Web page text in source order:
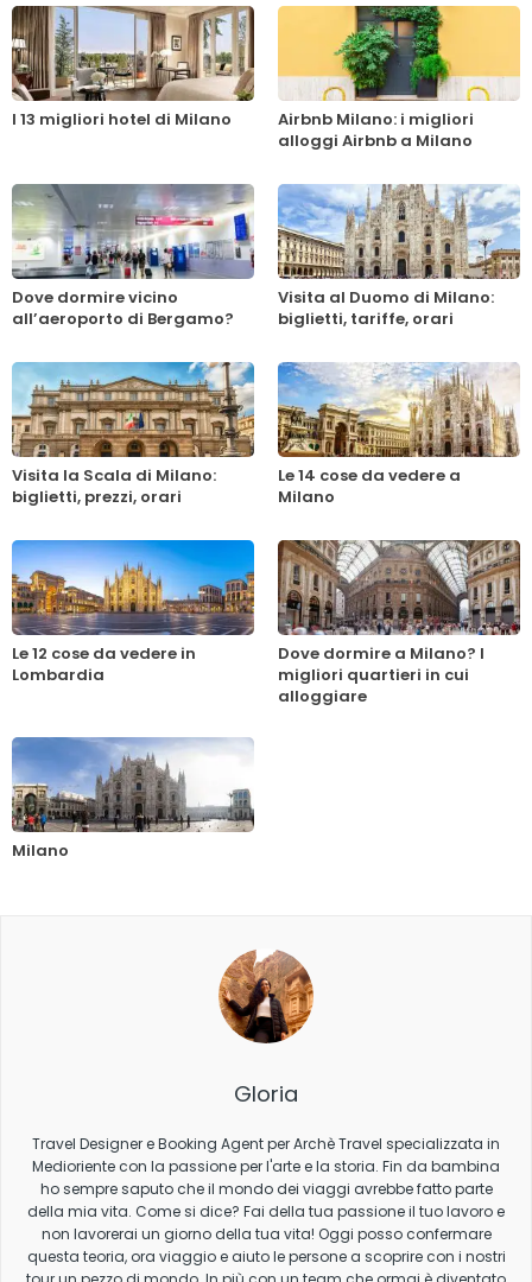
I 13 migliori hotel di Milano
Airbnb Milano: i migliori
alloggi Airbnb a Milano
Dove dormire vicino
all’aeroporto di Bergamo?
Visita al Duomo di Milano:
biglietti, tariffe, orari
Visita la Scala di Milano:
biglietti, prezzi, orari
Le 14 cose da vedere a
Milano
Le 12 cose da vedere in
Lombardia
Dove dormire a Milano? I
migliori quartieri in cui
alloggiare
Milano
Gloria
Travel Designer e Booking Agent per Archè Travel specializzata in
Medioriente con la passione per l'arte e la storia. Fin da bambina
ho sempre saputo che il mondo dei viaggi avrebbe fatto parte
della mia vita. Come si dice? Fai della tua passione il tuo lavoro e
non lavorerai un giorno della tua vita! Oggi posso confermare
questa teoria, ora viaggio e aiuto le persone a scoprire con i nostri